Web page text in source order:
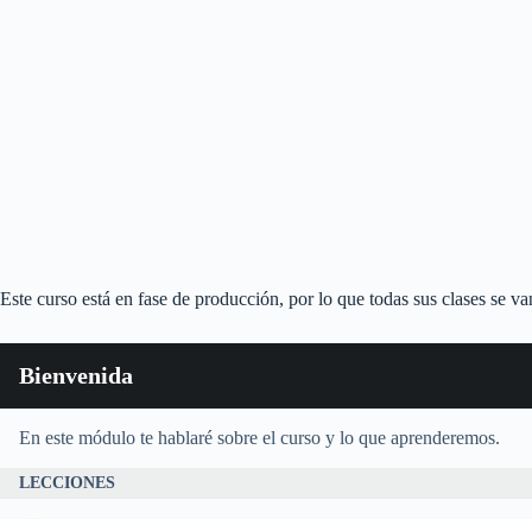
Este curso está en fase de producción, por lo que todas sus clases se
Bienvenida
En este módulo te hablaré sobre el curso y lo que aprenderemos.
LECCIONES